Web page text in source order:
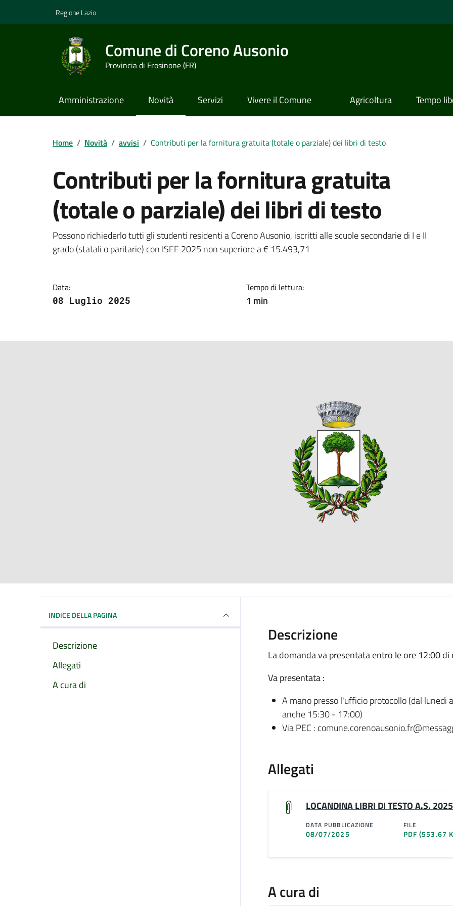
Regione Lazio
Comune di Coreno Ausonio
Provincia di Frosinone (FR)
Amministrazione Novità Servizi Vivere il Comune Agricoltura Tempo
Home / Novità / avvisi / Contributi per la fornitura gratuita (totale o parziale) dei libri di testo
Contributi per la fornitura gratuita
(totale o parziale) dei libri di testo
Dettagli della notizia
Possono richiederlo tutti gli studenti residenti a Coreno Ausonio, iscritti alle scuole secondarie di I e II
grado (statali o paritarie) con ISEE 2025 non superiore a € 15.493,71
Data:
08 Luglio 2025
Tempo di lettura:
1 min
INDICE DELLA PAGINA
Descrizione
Allegati
A cura di
Descrizione
La domanda va presentata entro le ore 12:00
Va presentata :
A mano presso l'ufficio protocollo (dal
anche 15:30 - 17:00)
Via PEC :
Allegati
LOCANDINA LIBRI DI TESTO A.S.
DATA PUBBLICAZIONE
08/07/2025
FILE
PDF(553.67
A cura di